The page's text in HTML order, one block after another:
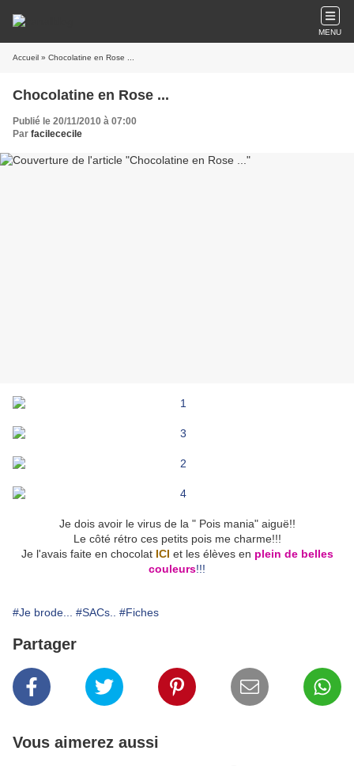
MENU
Accueil » Chocolatine en Rose ...
Chocolatine en Rose ...
Publié le 20/11/2010 à 07:00
Par facilececile
Je dois avoir le virus de la " Pois mania" aiguë!!
Le côté rétro ces petits pois me charme!!!
Je l'avais faite en chocolat ICI et les élèves en plein de belles
couleurs!!!
#Je brode... #SACs.. #Fiches
Partager
Vous aimerez aussi